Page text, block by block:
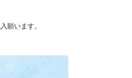
願います。